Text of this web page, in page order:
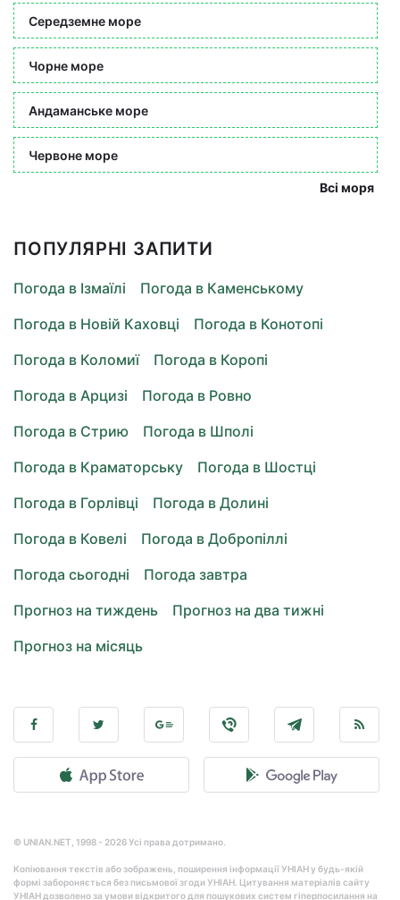
Середземне море
Чорне море
Андаманське море
Червоне море
Всі моря
ПОПУЛЯРНІ ЗАПИТИ
Погода в Ізмаїлі
Погода в Каменському
Погода в Новій Каховці
Погода в Конотопі
Погода в Коломиї
Погода в Коропі
Погода в Арцизі
Погода в Ровно
Погода в Стрию
Погода в Шполі
Погода в Краматорську
Погода в Шостці
Погода в Горлівці
Погода в Долині
Погода в Ковелі
Погода в Добропіллі
Погода сьогодні
Погода завтра
Прогноз на тиждень
Прогноз на два тижні
Прогноз на місяць
© UNIAN.NET, 1998 - 2026 Усі права дотримано.
Копіювання текстів або зображень, поширення інформації УНІАН у будь-якій
формі забороняється без письмової згоди УНІАН. Цитування матеріалів сайту
УНІАН дозволено за умови відкритого для пошукових систем гіперпосилання на